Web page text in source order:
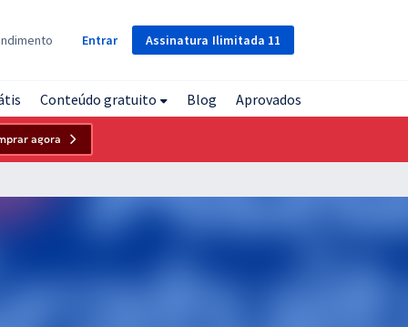
Assinatura Ilimitada 11
Entrar
Conteúdo gratuito Blog Aprovados
agora